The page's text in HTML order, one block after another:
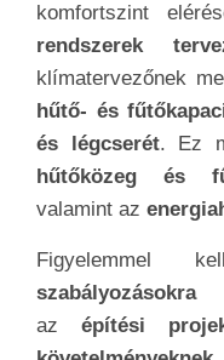
komfortszint
rendszerek
klímatervezőnek
hűtő- és
és légcserét. Ez
hűtőközeg és
valamint az
Figyelemmel
az építési